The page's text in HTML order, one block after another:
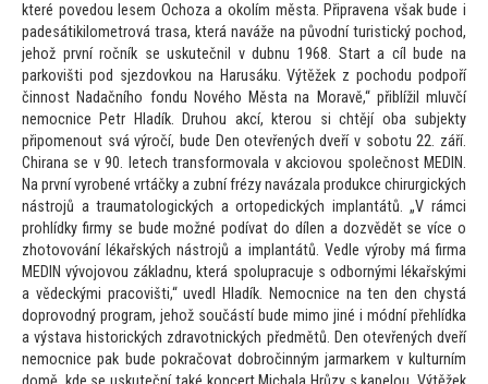
které povedou lesem Ochoza a okolím města. Připravena však bude i
padesátikilometrová trasa, která naváže na původní turistický pochod,
jehož první ročník se uskutečnil v dubnu 1968. Start a cíl bude na
parkovišti pod sjezdovkou na Harusáku. Výtěžek z pochodu podpoří
činnost Nadačního fondu Nového Města na Moravě,“ přiblížil mluvčí
nemocnice Petr Hladík. Druhou akcí, kterou si chtějí oba subjekty
připomenout svá výročí, bude Den otevřených dveří v sobotu 22. září.
Chirana se v 90. letech transformovala v akciovou společnost MEDIN.
Na první vyrobené vrtáčky a zubní frézy navázala produkce chirurgických
nástrojů a traumatologických a ortopedických implantátů. „V rámci
prohlídky firmy se bude možné podívat do dílen a dozvědět se více o
zhotovování lékařských nástrojů a implantátů. Vedle výroby má firma
MEDIN vývojovou základnu, která spolupracuje s odbornými lékařskými
a vědeckými pracovišti,“ uvedl Hladík. Nemocnice na ten den chystá
doprovodný program, jehož součástí bude mimo jiné i módní přehlídka
a výstava historických zdravotnických předmětů. Den otevřených dveří
nemocnice pak bude pokračovat dobročinným jarmarkem v kulturním